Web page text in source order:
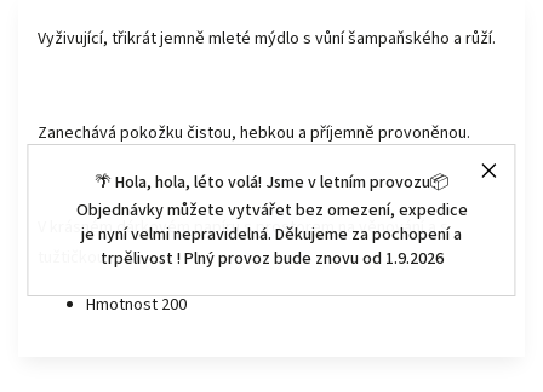
🌴 Hola, hola, léto volá! Jsme v letním provozu📦
Objednávky můžete vytvářet bez omezení, expedice
je nyní velmi nepravidelná. Děkujeme za pochopení a
trpělivost ! Plný provoz bude znovu od 1.9.2026
Vyživující, třikrát jemně mleté mýdlo s vůní šampaňského a růží.
Zanechává pokožku čistou, hebkou a příjemně provoněnou.
V krásném dárkovém papíru s prostorem na věnování a s
tužtičkou.
Hmotnost 200